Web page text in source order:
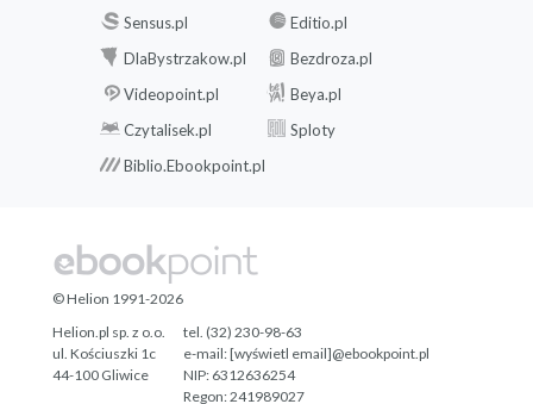
Ebook 15,92 zł
Sensus.pl
Editio.pl
DlaBystrzakow.pl
Bezdroza.pl
Videopoint.pl
Beya.pl
Czytalisek.pl
Sploty
Biblio.Ebookpoint.pl
© Helion 1991-2026
Helion.pl sp. z o.o.
ul. Kościuszki 1c
44-100 Gliwice
tel. (32) 230-98-63
e-mail:[wyświetl email]@ebookpoint.pl
NIP: 6312636254
Regon: 241989027